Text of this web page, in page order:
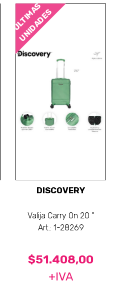
ÚLTIMAS
UNIDADES
DISCOVERY
Valija Carry On 20 "
Art.: 1-28269
$51.408,00
+IVA